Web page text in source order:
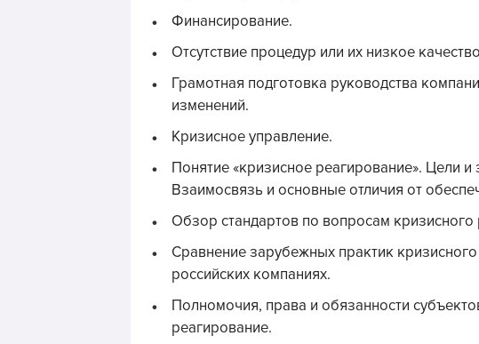
Финансирование.
Отсутствие процедур или их низкое
Грамотная подготовка руководства
изменений.
Кризисное управление.
Понятие «кризисное реагирование». Цели
Взаимосвязь и основные отличия от
Обзор стандартов по вопросам кризисного
Сравнение зарубежных практик
российских компаниях.
Полномочия, права и обязанности
реагирование.